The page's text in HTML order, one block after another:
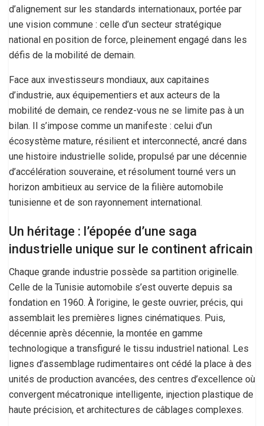
d’alignement sur les standards internationaux, portée par
une vision commune : celle d’un secteur stratégique
national en position de force, pleinement engagé dans les
défis de la mobilité de demain.
Face aux investisseurs mondiaux, aux capitaines
d’industrie, aux équipementiers et aux acteurs de la
mobilité de demain, ce rendez-vous ne se limite pas à un
bilan. Il s’impose comme un manifeste : celui d’un
écosystème mature, résilient et interconnecté, ancré dans
une histoire industrielle solide, propulsé par une décennie
d’accélération souveraine, et résolument tourné vers un
horizon ambitieux au service de la filière automobile
tunisienne et de son rayonnement international.
Un héritage : l’épopée d’une saga
industrielle unique sur le continent africain
Chaque grande industrie possède sa partition originelle.
Celle de la Tunisie automobile s’est ouverte depuis sa
fondation en 1960. À l’origine, le geste ouvrier, précis, qui
assemblait les premières lignes cinématiques. Puis,
décennie après décennie, la montée en gamme
technologique a transfiguré le tissu industriel national. Les
lignes d’assemblage rudimentaires ont cédé la place à des
unités de production avancées, des centres d’excellence où
convergent mécatronique intelligente, injection plastique de
haute précision, et architectures de câblages complexes.